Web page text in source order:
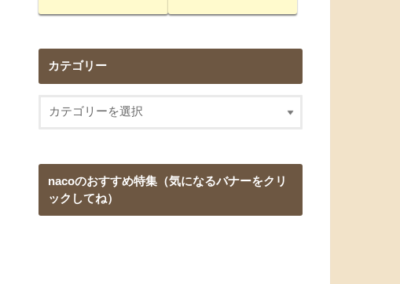
カテゴリー
nacoのおすすめ特集（気になるバナーをクリ
ックしてね）